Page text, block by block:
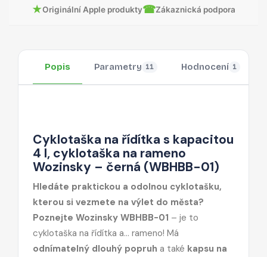
★Originální Apple produkty☎Zákaznická podpora
Popis Parametry 11 Hodnocení 1
Cyklotaška na řídítka s kapacitou
4 l, cyklotaška na rameno
Wozinsky – černá (WBHBB-01)
Hledáte praktickou a odolnou cyklotašku,
kterou si vezmete na výlet do města?
Poznejte Wozinsky WBHBB-01 – je to
cyklotaška na řídítka a... rameno! Má
odnímatelný dlouhý popruh a také kapsu na